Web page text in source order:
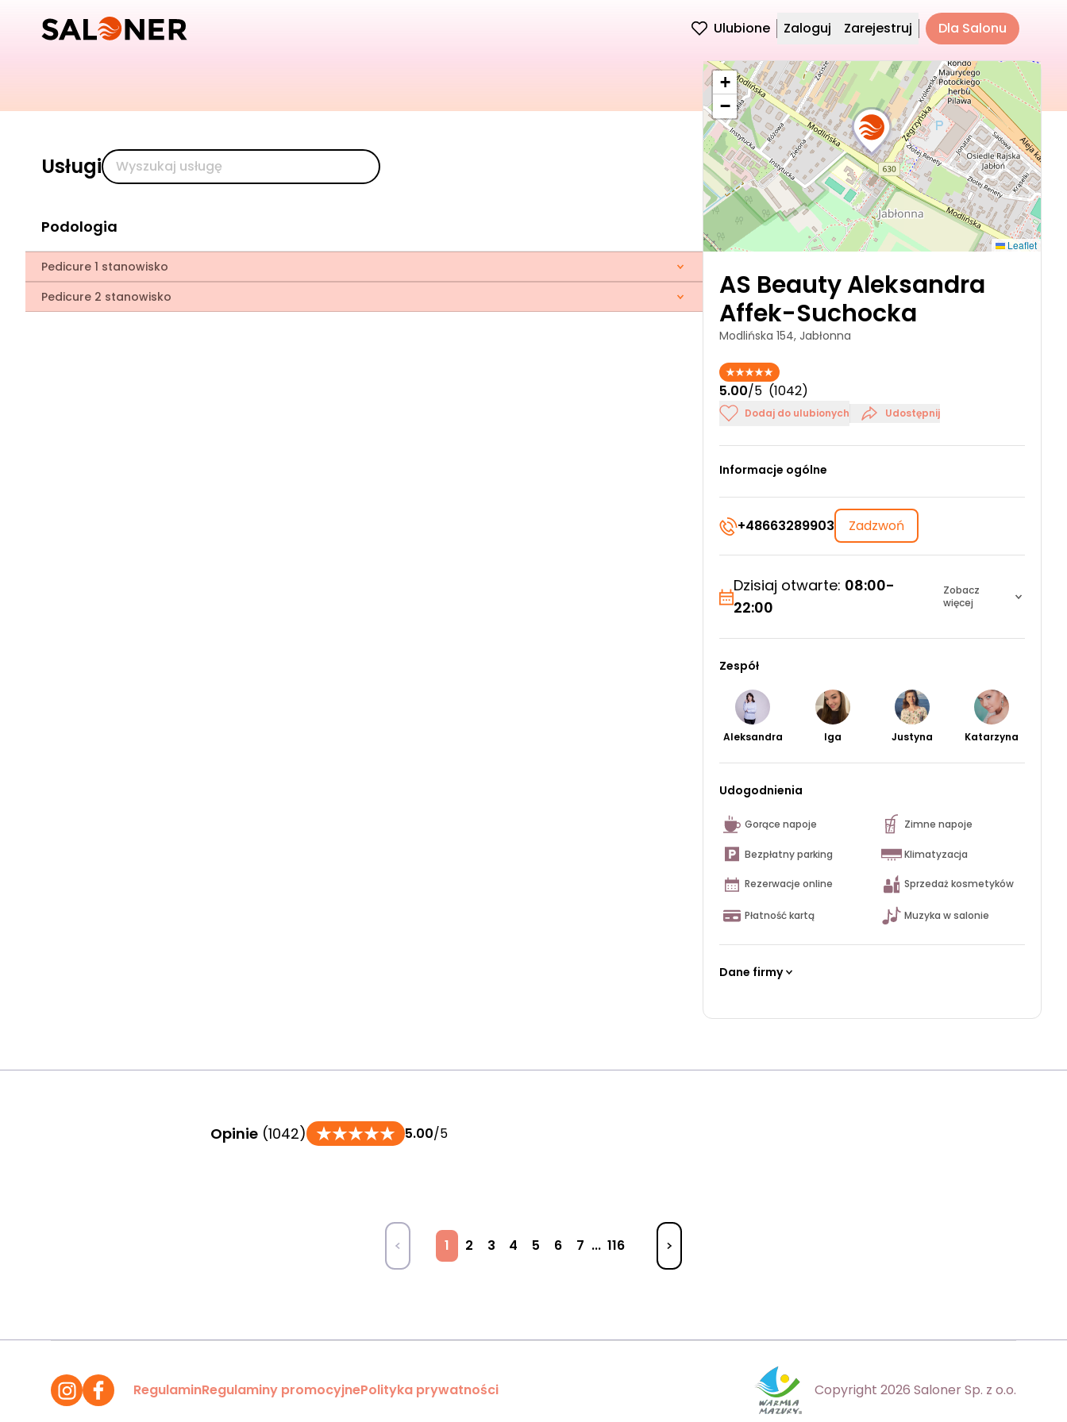
Ulubione Zaloguj Zarejestruj Dla Salonu
Usługi
Podologia
Pedicure 1 stanowisko
Pedicure 2 stanowisko
+
−
Leaflet
AS Beauty Aleksandra
Affek-Suchocka
Modlińska 154, Jabłonna
5.00/5 (1042)
Dodaj do ulubionych Udostępnij
Informacje ogólne
+48663289903 Zadzwoń
Dzisiaj otwarte: 08:00-
22:00
Zobacz
więcej
Zespół
Aleksandra Iga Justyna Katarzyna
Udogodnienia
Gorące napoje Zimne napoje
Bezpłatny parking Klimatyzacja
Rezerwacje online Sprzedaż kosmetyków
Płatność kartą Muzyka w salonie
Dane firmy
Opinie (1042) 5.00/5
1 2 3 4 5 6 7 ... 116
RegulaminRegulaminy promocyjnePolityka prywatności Copyright 2026 Saloner Sp. z o.o.